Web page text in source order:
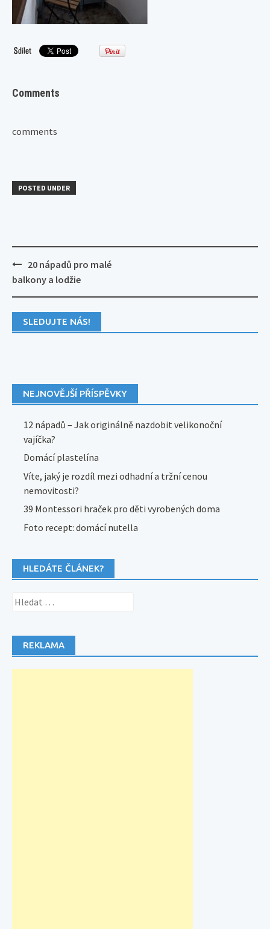
Comments
comments
POSTED UNDER
Post
navigation
20 nápadů pro malé
balkony a lodžie
SLEDUJTE NÁS!
NEJNOVĚJŠÍ PŘÍSPĚVKY
12 nápadů – Jak originálně nazdobit velikonoční
vajíčka?
Domácí plastelína
Víte, jaký je rozdíl mezi odhadní a tržní cenou
nemovitosti?
39 Montessori hraček pro děti vyrobených doma
Foto recept: domácí nutella
HLEDÁTE ČLÁNEK?
Vyhledávání
REKLAMA